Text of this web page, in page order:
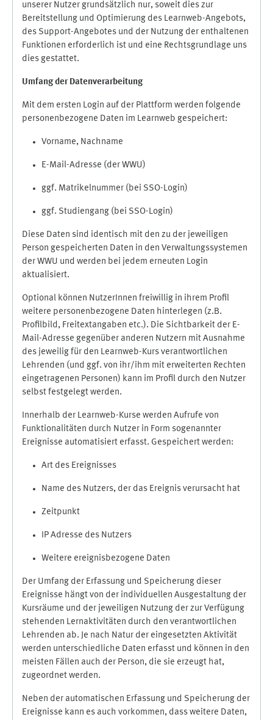
unserer Nutzer grundsätzlich nur, soweit dies zur
Bereitstellung und Optimierung des Learnweb-Angebots,
des Support-Angebotes und der Nutzung der enthaltenen
Funktionen erforderlich ist und eine Rechtsgrundlage uns
dies gestattet.
Umfang der Datenverarbeitung
Mit dem ersten Login auf der Plattform werden folgende
personenbezogene Daten im Learnweb gespeichert:
Vorname, Nachname
E-Mail-Adresse (der WWU)
ggf. Matrikelnummer (bei SSO-Login)
ggf. Studiengang (bei SSO-Login)
Diese Daten sind identisch mit den zu der jeweiligen
Person gespeicherten Daten in den Verwaltungssystemen
der WWU und werden bei jedem erneuten Login
aktualisiert.
Optional können NutzerInnen freiwillig in ihrem Profil
weitere personenbezogene Daten hinterlegen (z.B.
Profilbild, Freitextangaben etc.). Die Sichtbarkeit der E-
Mail-Adresse gegenüber anderen Nutzern mit Ausnahme
des jeweilig für den Learnweb-Kurs verantwortlichen
Lehrenden (und ggf. von ihr/ihm mit erweiterten Rechten
eingetragenen Personen) kann im Profil durch den Nutzer
selbst festgelegt werden.
Innerhalb der Learnweb-Kurse werden Aufrufe von
Funktionalitäten durch Nutzer in Form sogenannter
Ereignisse automatisiert erfasst. Gespeichert werden:
Art des Ereignisses
Name des Nutzers, der das Ereignis verursacht hat
Zeitpunkt
IP Adresse des Nutzers
Weitere ereignisbezogene Daten
Der Umfang der Erfassung und Speicherung dieser
Ereignisse hängt von der individuellen Ausgestaltung der
Kursräume und der jeweiligen Nutzung der zur Verfügung
stehenden Lernaktivitäten durch den verantwortlichen
Lehrenden ab. Je nach Natur der eingesetzten Aktivität
werden unterschiedliche Daten erfasst und können in den
meisten Fällen auch der Person, die sie erzeugt hat,
zugeordnet werden.
Neben der automatischen Erfassung und Speicherung der
Ereignisse kann es auch vorkommen, dass weitere Daten,